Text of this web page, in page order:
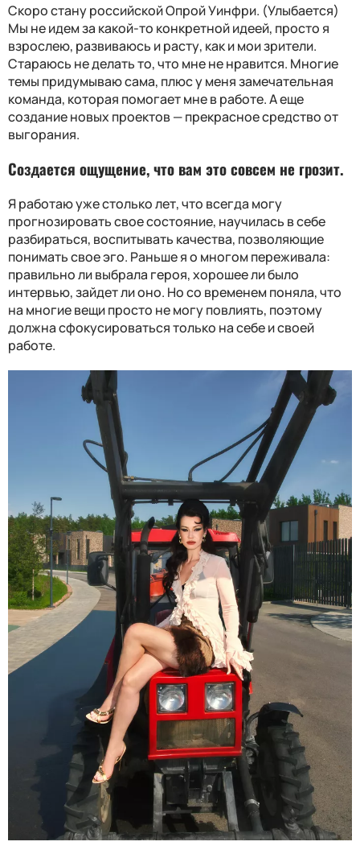
Скоро стану российской Опрой Уинфри. (Улыбается)
Мы не идем за какой-то конкретной идеей, просто я
взрослею, развиваюсь и расту, как и мои зрители.
Стараюсь не делать то, что мне не нравится. Многие
темы придумываю сама, плюс у меня замечательная
команда, которая помогает мне в работе. А еще
создание новых проектов — прекрасное средство от
выгорания.
Создается ощущение, что вам это совсем не грозит.
Я работаю уже столько лет, что всегда могу
прогнозировать свое состояние, научилась в себе
разбираться, воспитывать качества, позволяющие
понимать свое эго. Раньше я о многом переживала:
правильно ли выбрала героя, хорошее ли было
интервью, зайдет ли оно. Но со временем поняла, что
на многие вещи просто не могу повлиять, поэтому
должна сфокусироваться только на себе и своей
работе.